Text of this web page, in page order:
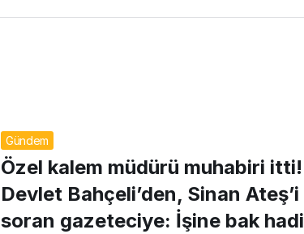
Gündem
Özel kalem müdürü muhabiri itti!
Devlet Bahçeli’den, Sinan Ateş’i
soran gazeteciye: İşine bak hadi